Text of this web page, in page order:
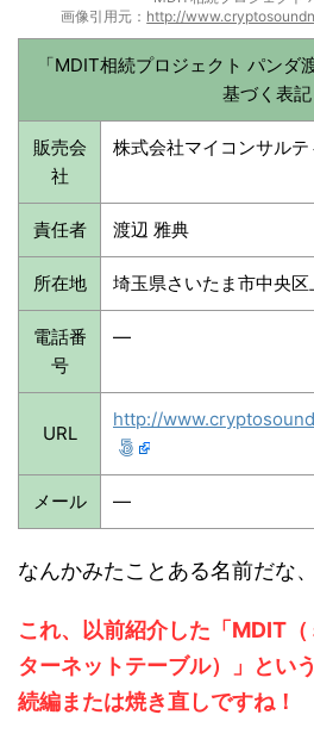
画像引用元： http://
「MDIT相続プロジェクト パン
基づく表記
販売会
社
株式会社マイコンサルテ
責任者 渡辺 雅典
所在地 埼玉県さいたま市中央
電話番
号
—
URL
http://
メール —
なんかみたことある名前だな
これ、以前紹介した「MDIT
ターネットテーブル）」とい
続編または焼き直しですね！